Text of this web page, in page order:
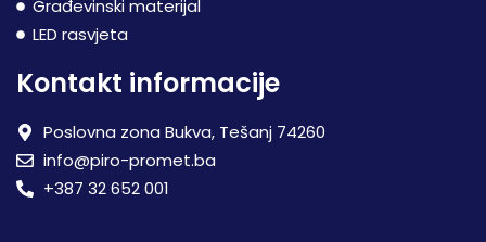
Građevinski materijal
LED rasvjeta
Kontakt informacije
Poslovna zona Bukva, Tešanj 74260
info@piro-promet.ba
+387 32 652 001